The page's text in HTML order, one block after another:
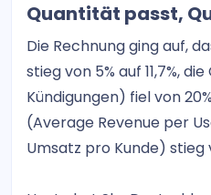
Quantität passt,
Die Rechnung ging auf,
stieg von 5% auf 11,7%,
Kündigungen) fiel von
(Average Revenue per
Umsatz pro Kunde) stieg